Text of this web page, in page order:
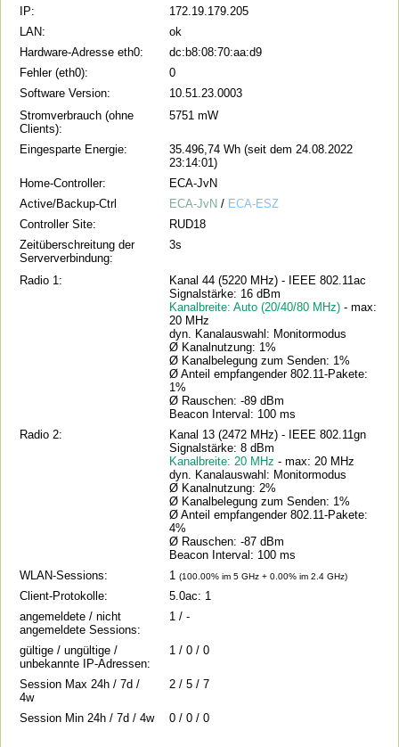
IP:
172.19.179.205
LAN:
ok
Hardware-Adresse eth0:
dc:b8:08:70:aa:d9
Fehler (eth0):
0
Software Version:
10.51.23.0003
Stromverbrauch (ohne
Clients):
5751 mW
Eingesparte Energie:
35.496,74 Wh (seit dem 24.08.2022
23:14:01)
Home-Controller:
ECA-JvN
Active/Backup-Ctrl
ECA-JvN / ECA-ESZ
Controller Site:
RUD18
Zeitüberschreitung der
Serververbindung:
3s
Radio 1:
Kanal 44 (5220 MHz) - IEEE 802.11ac
Signalstärke: 16 dBm
Kanalbreite: Auto (20/40/80 MHz)- max:
20 MHz
dyn. Kanalauswahl: Monitormodus
Ø Kanalnutzung: 1%
Ø Kanalbelegung zum Senden: 1%
Ø Anteil empfangender 802.11-Pakete:
1%
Ø Rauschen: -89 dBm
Beacon Interval: 100 ms
Radio 2:
Kanal 13 (2472 MHz) - IEEE 802.11gn
Signalstärke: 8 dBm
Kanalbreite: 20 MHz- max: 20 MHz
dyn. Kanalauswahl: Monitormodus
Ø Kanalnutzung: 2%
Ø Kanalbelegung zum Senden: 1%
Ø Anteil empfangender 802.11-Pakete:
4%
Ø Rauschen: -87 dBm
Beacon Interval: 100 ms
WLAN-Sessions:
1(100.00% im 5 GHz + 0.00% im 2.4 GHz)
Client-Protokolle:
5.0ac: 1
angemeldete / nicht
angemeldete Sessions:
1 / -
gültige / ungültige /
unbekannte IP-Adressen:
1 / 0 / 0
Session Max 24h / 7d /
4w
2 / 5 / 7
Session Min 24h / 7d / 4w 0 / 0 / 0